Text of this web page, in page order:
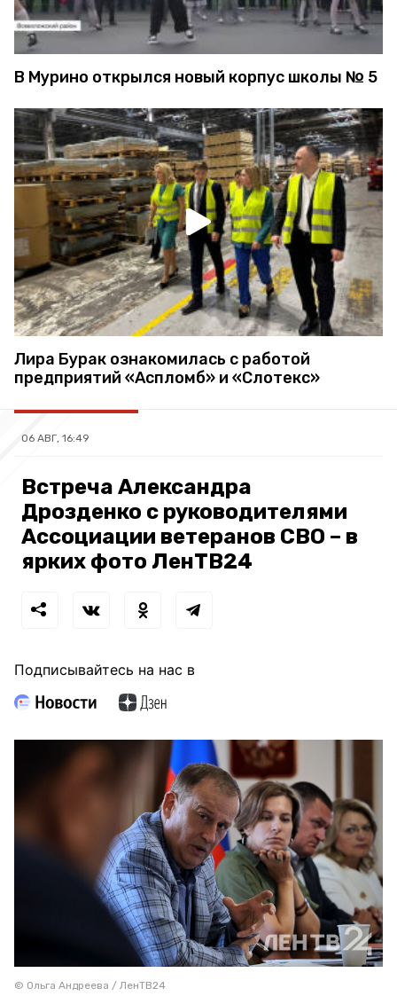
В Мурино открылся новый корпус школы № 5
Лира Бурак ознакомилась с работой
предприятий «Аспломб» и «Слотекс»
06 АВГ, 16:49
Встреча Александра
Дрозденко с руководителями
Ассоциации ветеранов СВО – в
ярких фото ЛенТВ24
Подписывайтесь на нас в
© Ольга Андреева / ЛенТВ24